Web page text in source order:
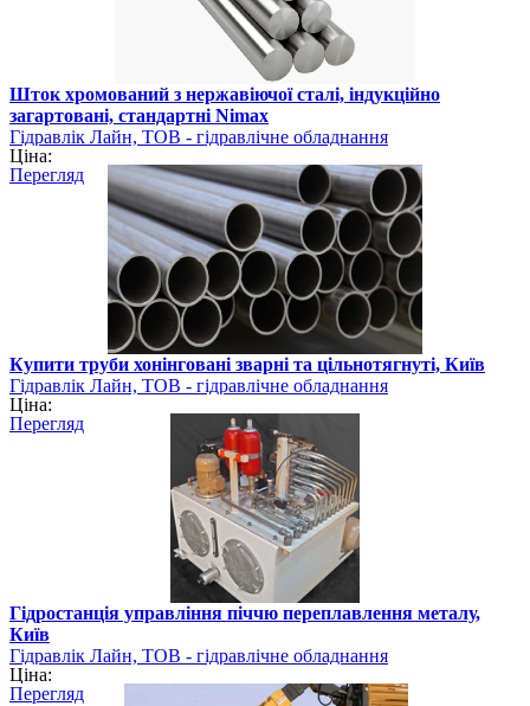
Шток хромований з нержавіючої сталі, індукційно
загартовані, стандартні Nimax
Гідравлік Лайн, ТОВ - гідравлічне обладнання
Ціна:
Перегляд
Купити труби хонінговані зварні та цільнотягнуті, Київ
Гідравлік Лайн, ТОВ - гідравлічне обладнання
Ціна:
Перегляд
Гідростанція управління піччю переплавлення металу,
Київ
Гідравлік Лайн, ТОВ - гідравлічне обладнання
Ціна:
Перегляд